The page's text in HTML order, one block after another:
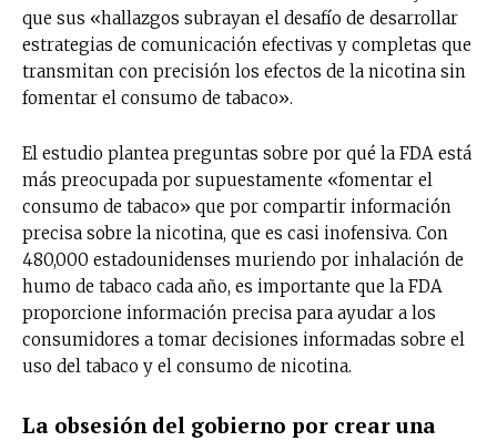
que sus «hallazgos subrayan el desafío de desarrollar
estrategias de comunicación efectivas y completas que
transmitan con precisión los efectos de la nicotina sin
fomentar el consumo de tabaco».
El estudio plantea preguntas sobre por qué la FDA está
más preocupada por supuestamente «fomentar el
consumo de tabaco» que por compartir información
precisa sobre la nicotina, que es casi inofensiva. Con
480,000 estadounidenses muriendo por inhalación de
humo de tabaco cada año, es importante que la FDA
proporcione información precisa para ayudar a los
consumidores a tomar decisiones informadas sobre el
uso del tabaco y el consumo de nicotina.
La obsesión del gobierno por crear una